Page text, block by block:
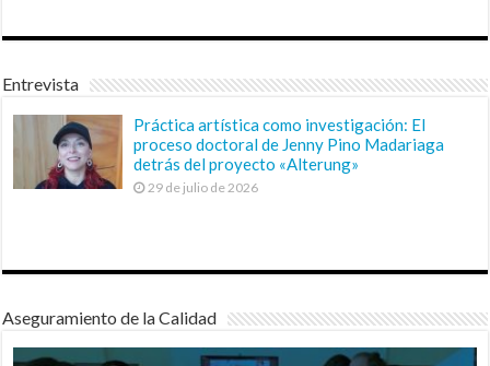
Entrevista
Práctica artística como investigación: El
proceso doctoral de Jenny Pino Madariaga
detrás del proyecto «Alterung»
29 de julio de 2026
Aseguramiento de la Calidad